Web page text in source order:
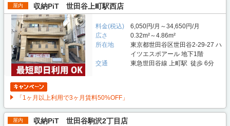
屋内 収納PiT 世田谷上町駅西店
料金(税込)
6,050円/月～34,650円/月
広さ
0.32m²～4.86m²
所在地
東京都世田谷区世田谷2-29-27 ハ
イツエスポアール 地下1階
交通
東急世田谷線 上町駅 徒歩 6分
「1ヶ月以上利用で3ヶ月賃料50%OFF」
屋内 収納PiT 世田谷駒沢2丁目店